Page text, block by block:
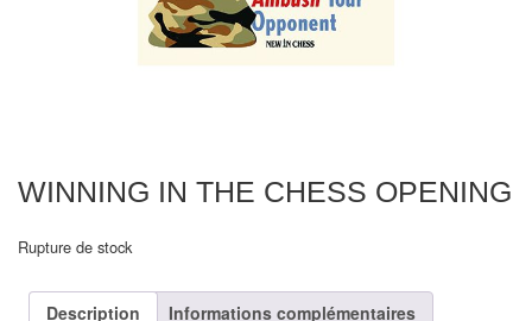
électroniques
Ecoles
clubs
Echiquiers
WINNING IN THE CHESS OPENING
Rupture de stock
Description
Informations complémentaires